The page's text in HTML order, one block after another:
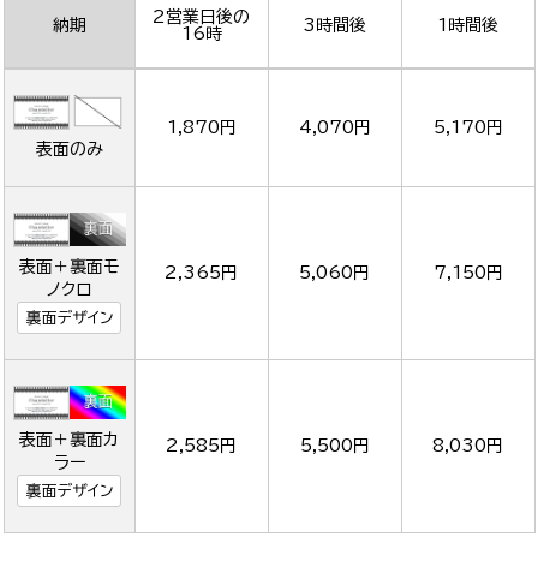
納期
2営業日後の
16時
3時間後 1時間後
表面のみ
1,870円 4,070円 5,170円
表面＋裏面モ
ノクロ
裏面デザイン
2,365円 5,060円 7,150円
表面＋裏面カ
ラー
裏面デザイン
2,585円 5,500円 8,030円